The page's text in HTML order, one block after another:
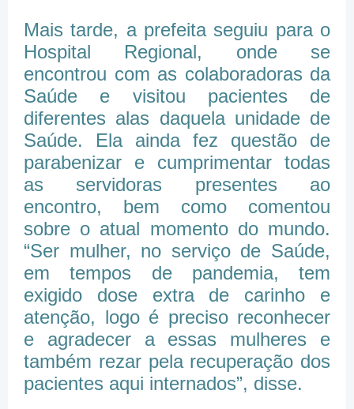
Mais tarde, a prefeita seguiu para o
Hospital Regional, onde se
encontrou com as colaboradoras da
Saúde e visitou pacientes de
diferentes alas daquela unidade de
Saúde. Ela ainda fez questão de
parabenizar e cumprimentar todas
as servidoras presentes ao
encontro, bem como comentou
sobre o atual momento do mundo.
“Ser mulher, no serviço de Saúde,
em tempos de pandemia, tem
exigido dose extra de carinho e
atenção, logo é preciso reconhecer
e agradecer a essas mulheres e
também rezar pela recuperação dos
pacientes aqui internados”, disse.